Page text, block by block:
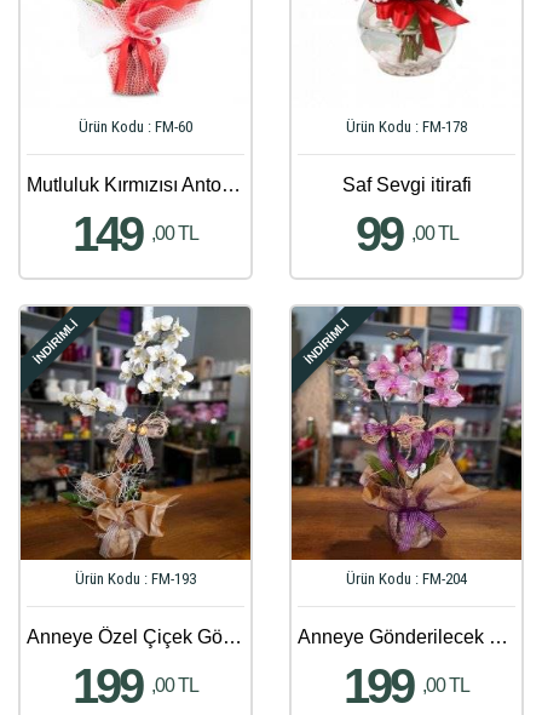
Ürün Kodu : FM-60
Mutluluk Kırmızısı Antoryum Çiçeği
149 ,00 TL
Ürün Kodu : FM-178
Saf Sevgi itirafi
99 ,00 TL
İNDİRİMLİ
Ürün Kodu : FM-193
Anneye Özel Çiçek Gönder - 638
199 ,00 TL
İNDİRİMLİ
Ürün Kodu : FM-204
Anneye Gönderilecek En Güzel Çiçek Gönder - 122
199 ,00 TL